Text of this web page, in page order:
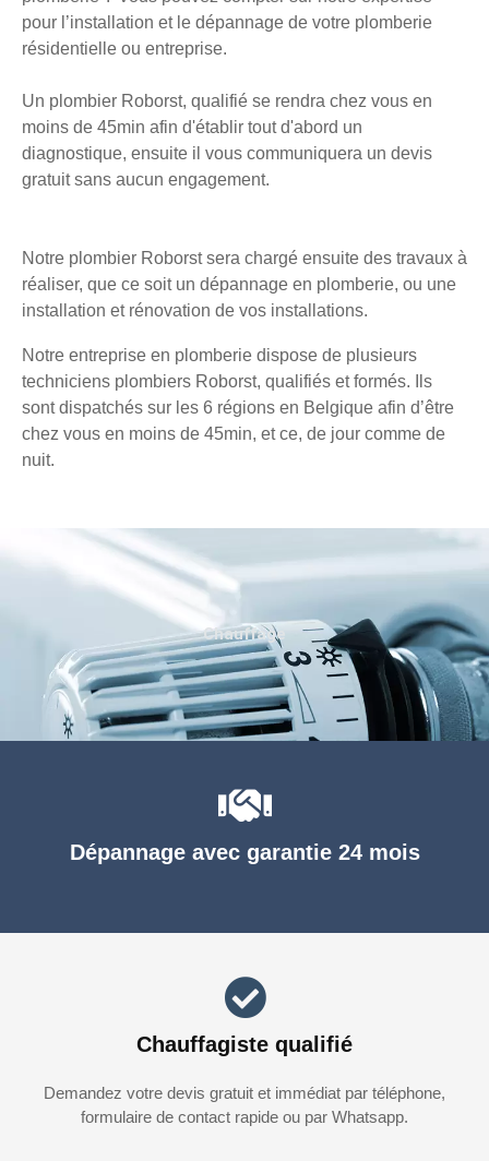
pour l’installation et le dépannage de votre plomberie
résidentielle ou entreprise.
Un plombier Roborst, qualifié se rendra chez vous en
moins de 45min afin d'établir tout d'abord un
diagnostique, ensuite il vous communiquera un devis
gratuit sans aucun engagement.
Notre plombier Roborst sera chargé ensuite des travaux à
réaliser, que ce soit un dépannage en plomberie, ou une
installation et rénovation de vos installations.
Notre entreprise en plomberie dispose de plusieurs
techniciens plombiers Roborst, qualifiés et formés. Ils
sont dispatchés sur les 6 régions en Belgique afin d’être
chez vous en moins de 45min, et ce, de jour comme de
nuit.
Dépannage avec garantie 24 mois
Chauffagiste qualifié
Demandez votre devis gratuit et immédiat par téléphone,
formulaire de contact rapide ou par Whatsapp.
Chauffage